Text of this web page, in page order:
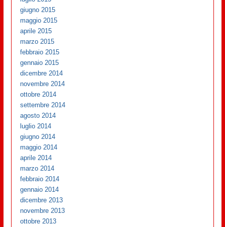
giugno 2015
maggio 2015
aprile 2015
marzo 2015
febbraio 2015
gennaio 2015
dicembre 2014
novembre 2014
ottobre 2014
settembre 2014
agosto 2014
luglio 2014
giugno 2014
maggio 2014
aprile 2014
marzo 2014
febbraio 2014
gennaio 2014
dicembre 2013
novembre 2013
ottobre 2013